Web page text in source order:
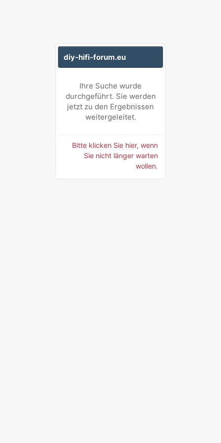
diy-hifi-forum.eu
Ihre Suche wurde
durchgeführt. Sie werden
jetzt zu den Ergebnissen
weitergeleitet.
Bitte klicken Sie hier, wenn
Sie nicht länger warten
wollen.